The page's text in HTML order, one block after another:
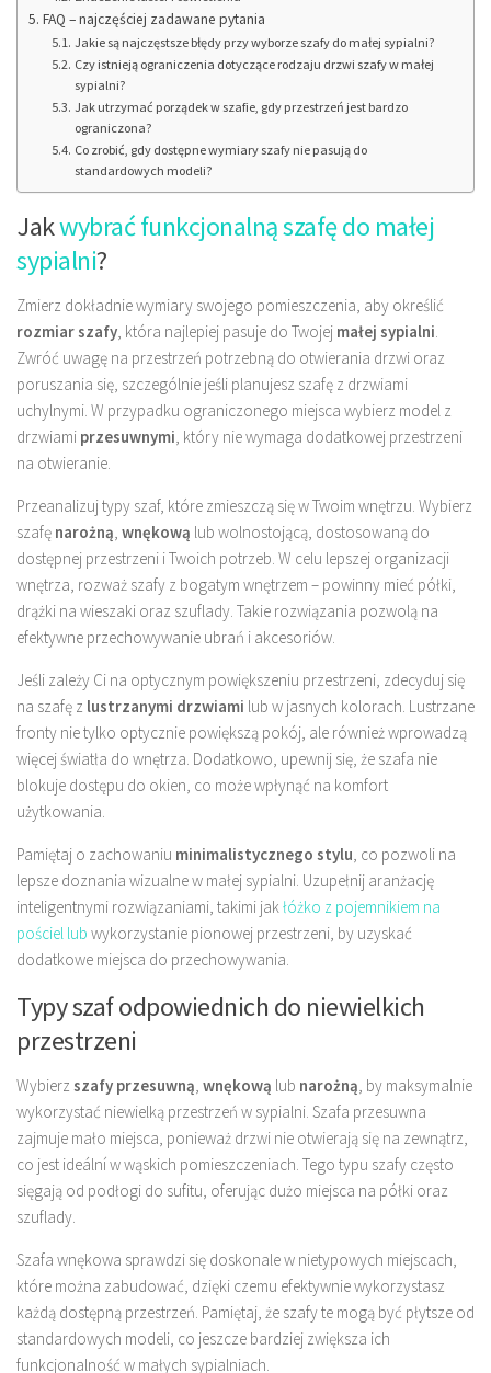
FAQ – najczęściej zadawane pytania
Jakie są najczęstsze błędy przy wyborze szafy do małej sypialni?
Czy istnieją ograniczenia dotyczące rodzaju drzwi szafy w małej
sypialni?
Jak utrzymać porządek w szafie, gdy przestrzeń jest bardzo
ograniczona?
Co zrobić, gdy dostępne wymiary szafy nie pasują do
standardowych modeli?
Jakwybrać funkcjonalną szafę do małej
sypialni?
Zmierz dokładnie wymiary swojego pomieszczenia, aby określić
rozmiar szafy , która najlepiej pasuje do Twojej małej sypialni
Zwróć uwagę na przestrzeń potrzebną do otwierania drzwi oraz
poruszania się, szczególnie jeśli planujesz szafę z drzwiami
uchylnymi. W przypadku ograniczonego miejsca wybierz model z
drzwiami przesuwnymi , który nie wymaga dodatkowej przestrzeni
na otwieranie.
Przeanalizuj typy szaf, które zmieszczą się w Twoim wnętrzu. Wybierz
szafę narożną wnękową lub wolnostojącą, dostosowaną do
dostępnej przestrzeni i Twoich potrzeb. W celu lepszej organizacji
wnętrza, rozważ szafy z bogatym wnętrzem – powinny mieć półki,
drążki na wieszaki oraz szuflady. Takie rozwiązania pozwolą na
efektywne przechowywanie ubrań i akcesoriów.
Jeśli zależy Ci na optycznym powiększeniu przestrzeni, zdecyduj się
na szafę z lustrzanymi drzwiami lub w jasnych kolorach. Lustrzane
fronty nie tylko optycznie powiększą pokój, ale również wprowadzą
więcej światła do wnętrza. Dodatkowo, upewnij się, że szafa nie
blokuje dostępu do okien, co może wpłynąć na komfort
użytkowania.
Pamiętaj o zachowaniu minimalistycznego stylu , co pozwoli na
lepsze doznania wizualne w małej sypialni. Uzupełnij aranżację
inteligentnymi rozwiązaniami, takimi jak łóżko z pojemnikiem na
pościel lub wykorzystanie pionowej przestrzeni, by uzyskać
dodatkowe miejsca do przechowywania.
Typy szaf odpowiednich do niewielkich
przestrzeni
Wybierz szafy przesuwną wnękową lub narożną , by maksymalnie
wykorzystać niewielką przestrzeń w sypialni. Szafa przesuwna
zajmuje mało miejsca, ponieważ drzwi nie otwierają się na zewnątrz,
co jest ideální w wąskich pomieszczeniach. Tego typu szafy często
sięgają od podłogi do sufitu, oferując dużo miejsca na półki oraz
szuflady.
Szafa wnękowa sprawdzi się doskonale w nietypowych miejscach,
które można zabudować, dzięki czemu efektywnie wykorzystasz
każdą dostępną przestrzeń. Pamiętaj, że szafy te mogą być płytsze od
standardowych modeli, co jeszcze bardziej zwiększa ich
funkcjonalność w małych sypialniach.